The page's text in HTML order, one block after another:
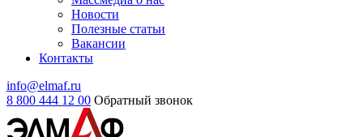
Новости
Полезные статьи
Вакансии
Контакты
info@elmaf.ru
8 800 444 12 00 Обратный звонок